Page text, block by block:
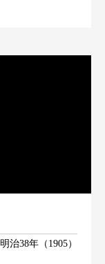
明治38年（1905）